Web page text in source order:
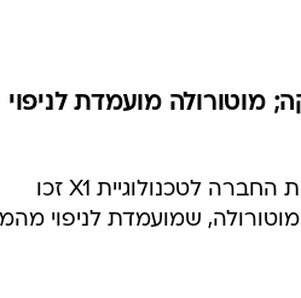
מועמדת לניפוי
במכרז שעורכת חברת פלאפון לבחירת הספק שישדרג את רשת החברה לטכנולוגיית X1 זכו
שמועמדת לניפוי